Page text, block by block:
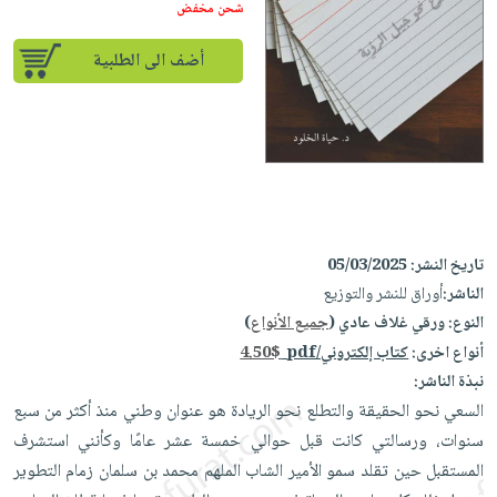
إختياراتنا
كتب
أكاديمية
صندوق
القراءة
iKitab
بلا
حدود
أسئلة
يتكرر
iKitab
على
Android
تحميل
iKitab
على
Apple
أسئلة
يتكرر
طرحها
تحميل
masmu3
على
masmu3
على
Apple
المواضيع
الأكثر
مبيعاً
وسائل
تعليمية
جوائز
تعليمية
الصحة
والعناية
الشخصية
جديد
أجهزة
العناية
الشخصية
العناية
وتصفيف
الشعر
العناية
بالجسم
المطبخ
والسفرة
الكل
أواني
الطهي
أدوات
متجر
الهدايا
أقسام
شحن مخفض
أضف الى الطلبية
تاريخ النشر:05/03/2025
الناشر:أوراق للنشر والتوزيع
النوع:ورقي غلاف عادي (جميع الأنواع)
أنواع اخرى:كتاب إلكتروني/pdf
4.50$
نبذة الناشر:
السعي نحو الحقيقة والتطلع نحو الريادة هو عنوان وطني منذ أكثر من سبع
سنوات، ورسالتي كانت قبل حوالي خمسة عشر عامًا وكأنني استشرف
المستقبل حين تقلد سمو الأمير الشاب الملهم محمد بن سلمان زمام التطوير